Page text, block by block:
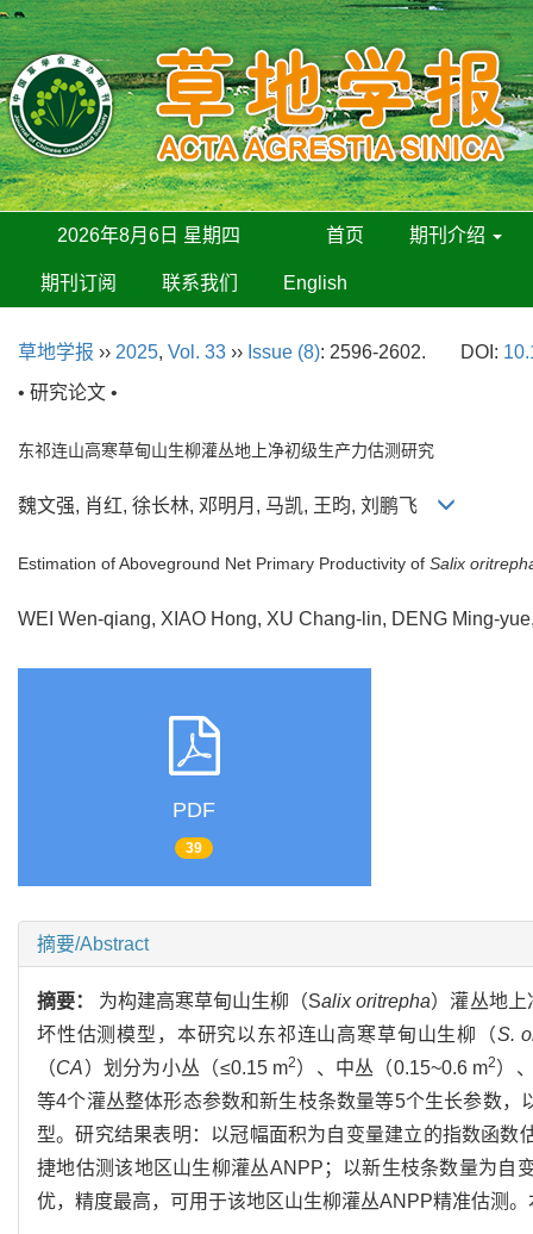
2026年8月6日 星期四 首页 期刊介绍
期刊订阅 联系我们 English
草地学报 ›› 2025, Vol. 33 ›› Issue (8): 2596-2602. DOI:
• 研究论文 •
东祁连山高寒草甸山生柳灌丛地上净初级生产力估测研究
魏文强, 肖红, 徐长林, 邓明月, 马凯, 王昀, 刘鹏飞
Estimation of Aboveground Net Primary Productivity of Salix
WEI Wen-qiang, XIAO Hong, XU Chang-lin, DENG Ming-
PDF
39
摘要/Abstract
摘要： 为构建高寒草甸山生柳（Salix oritrepha）灌丛地上
坏性估测模型，本研究以东祁连山高寒草甸山生柳（S.
（CA）划分为小丛（≤0.15 m2）、中丛（0.15~0.6 m2）
等4个灌丛整体形态参数和新生枝条数量等5个生长参数
型。研究结果表明：以冠幅面积为自变量建立的指数函数
捷地估测该地区山生柳灌丛ANPP；以新生枝条数量为自
优，精度最高，可用于该地区山生柳灌丛ANPP精准估测